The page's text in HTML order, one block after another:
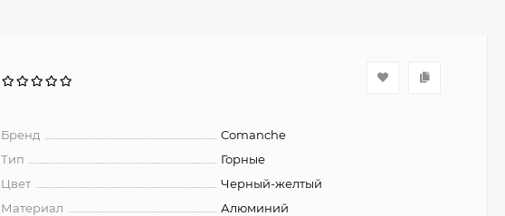
Бренд
Comanche
Тип
Горные
Цвет
Черный-желтый
Материал
Алюминий